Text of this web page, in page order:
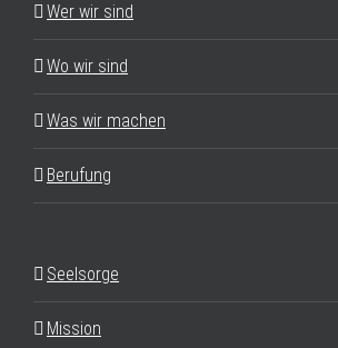
Wer wir sind
Wo wir sind
Was wir machen
Berufung
Seelsorge
Mission